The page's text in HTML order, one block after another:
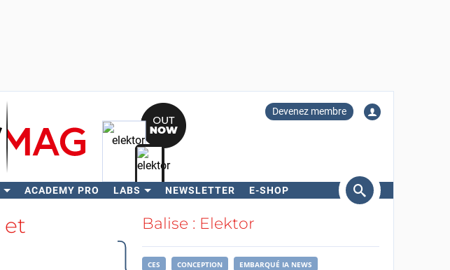
Devenez membre
ACADEMY PRO LABS NEWSLETTER E-SHOP
Rechercher
et
Balise : Elektor
CES CONCEPTION EMBARQUÉ IA NEWS